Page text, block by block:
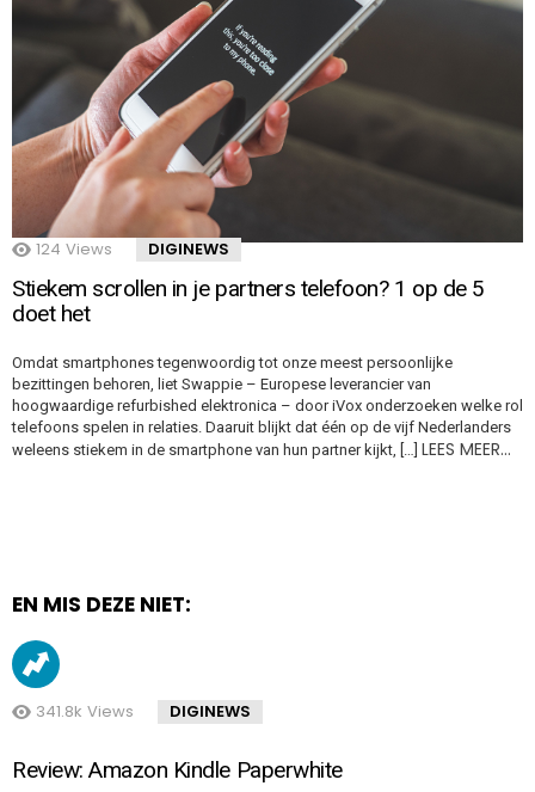
124 Views DIGINEWS
Stiekem scrollen in je partners telefoon? 1 op de 5
doet het
Omdat smartphones tegenwoordig tot onze meest persoonlijke
bezittingen behoren, liet Swappie – Europese leverancier van
hoogwaardige refurbished elektronica – door iVox onderzoeken welke rol
telefoons spelen in relaties. Daaruit blijkt dat één op de vijf Nederlanders
weleens stiekem in de smartphone van hun partner kijkt, […] LEES MEER…
EN MIS DEZE NIET:
341.8k Views DIGINEWS
Review: Amazon Kindle Paperwhite